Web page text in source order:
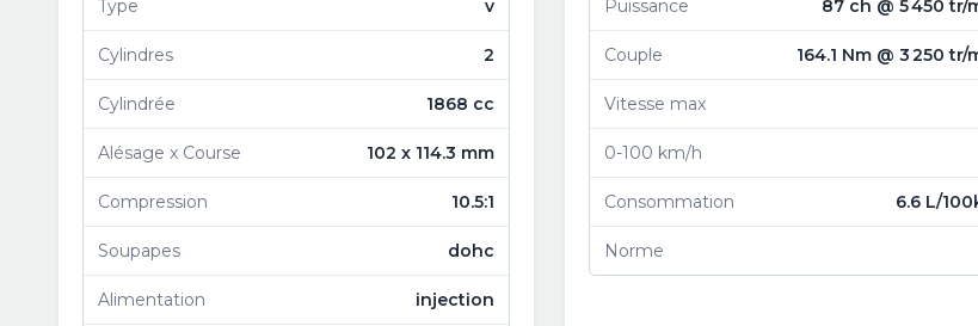
Type v
Cylindres 2
Cylindrée 1868 cc
Alésage x Course 102 x 114.3 mm
Compression 10.5:1
Soupapes dohc
Alimentation injection
Puissance 87 ch @ 5 450 tr/
Couple 164.1 Nm @ 3 250 tr/
Vitesse max
0-100 km/h
Consommation 6.6 L/
Norme